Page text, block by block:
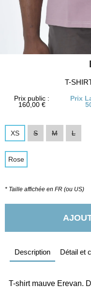
T-
Prix public :
160,00 €
Prix
XS S M L
Rose
* Taille affichée en FR (ou US)
Description Détail et
T-shirt mauve Erevan.